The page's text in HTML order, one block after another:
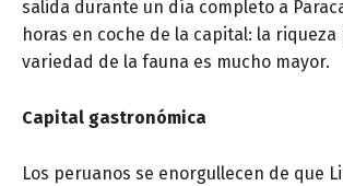
salida durante un día completo a
horas en coche de la capital: la
variedad de la fauna es mucho mayor.
Capital gastronómica
Los peruanos se enorgullecen de que